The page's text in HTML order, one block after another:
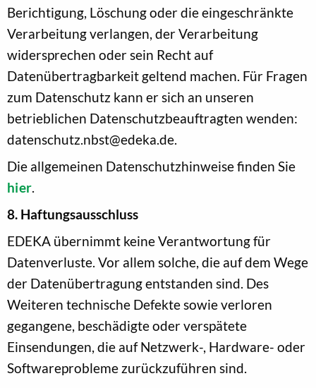
Berichtigung, Löschung oder die eingeschränkte
Verarbeitung verlangen, der Verarbeitung
widersprechen oder sein Recht auf
Datenübertragbarkeit geltend machen. Für Fragen
zum Datenschutz kann er sich an unseren
betrieblichen Datenschutzbeauftragten wenden:
datenschutz.nbst@edeka.de.
Die allgemeinen Datenschutzhinweise finden Sie
hier.
8. Haftungsausschluss
EDEKA übernimmt keine Verantwortung für
Datenverluste. Vor allem solche, die auf dem Wege
der Datenübertragung entstanden sind. Des
Weiteren technische Defekte sowie verloren
gegangene, beschädigte oder verspätete
Einsendungen, die auf Netzwerk-, Hardware- oder
Softwareprobleme zurückzuführen sind.